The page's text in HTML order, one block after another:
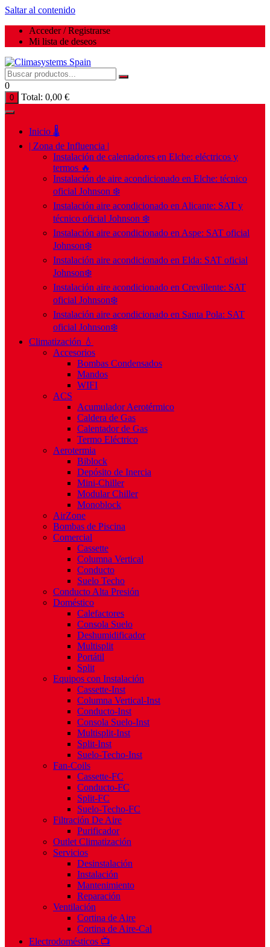
Saltar al contenido
Acceder / Registrarse
Mi lista de deseos
0
0 Total: 0,00 €
Inicio 🌡️
| Zona de Influencia |
Instalación de calentadores en Elche: eléctricos y
termos 🔥
Instalación de aire acondicionado en Elche: técnico
oficial Johnson ❄️
Instalación aire acondicionado en Alicante: SAT y
técnico oficial Johnson ❄️
Instalación aire acondicionado en Aspe: SAT oficial
Johnson❄️
Instalación aire acondicionado en Elda: SAT oficial
Johnson❄️
Instalación aire acondicionado en Crevillente: SAT
oficial Johnson❄️
Instalación aire acondicionado en Santa Pola: SAT
oficial Johnson❄️
Climatización 💧
Accesorios
Bombas Condensados
Mandos
WIFI
ACS
Acumulador Aerotérmico
Caldera de Gas
Calentador de Gas
Termo Eléctrico
Aerotermia
Biblock
Depósito de Inercia
Mini-Chiller
Modular Chiller
Monoblock
AirZone
Bombas de Piscina
Comercial
Cassette
Columna Vertical
Conducto
Suelo Techo
Conducto Alta Presión
Doméstico
Calefactores
Consola Suelo
Deshumidificador
Multisplit
Portátil
Split
Equipos con Instalación
Cassette-Inst
Columna Vertical-Inst
Conducto-Inst
Consola Suelo-Inst
Multisplit-Inst
Split-Inst
Suelo-Techo-Inst
Fan-Coils
Cassette-FC
Conducto-FC
Split-FC
Suelo-Techo-FC
Filtración De Aire
Purificador
Outlet Climatización
Servicios
Desinstalación
Instalación
Mantenimiento
Reparación
Ventilación
Cortina de Aire
Cortina de Aire-Cal
Electrodomésticos 📺